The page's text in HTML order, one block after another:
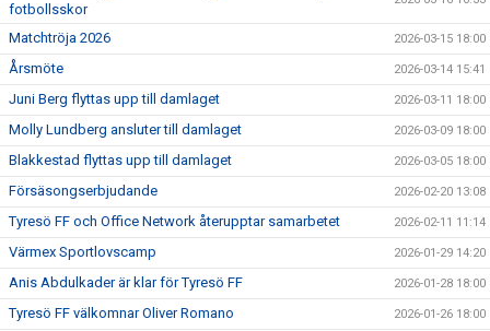
fotbollsskor
Matchtröja 2026 2026-03-15 18:00
Årsmöte 2026-03-14 15:41
Juni Berg flyttas upp till damlaget 2026-03-11 18:00
Molly Lundberg ansluter till damlaget 2026-03-09 18:00
Blakkestad flyttas upp till damlaget 2026-03-05 18:00
Försäsongserbjudande 2026-02-20 13:08
Tyresö FF och Office Network återupptar samarbetet 2026-02-11 11:14
Värmex Sportlovscamp 2026-01-29 14:20
Anis Abdulkader är klar för Tyresö FF 2026-01-28 18:00
Tyresö FF välkomnar Oliver Romano 2026-01-26 18:00